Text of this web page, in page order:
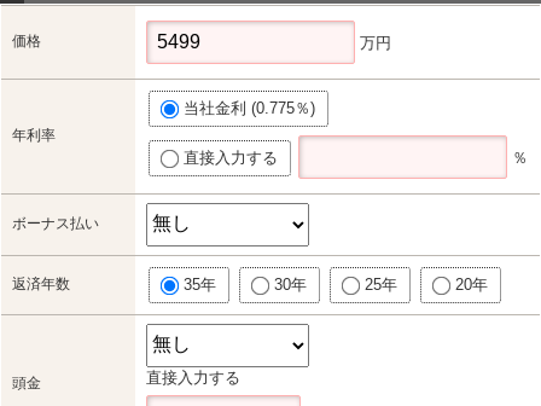
価格 万円
年利率
当社金利 (0.775％)
直接入力する ％
ボーナス払い
返済年数 35年 30年 25年 20年
頭金 直接入力する